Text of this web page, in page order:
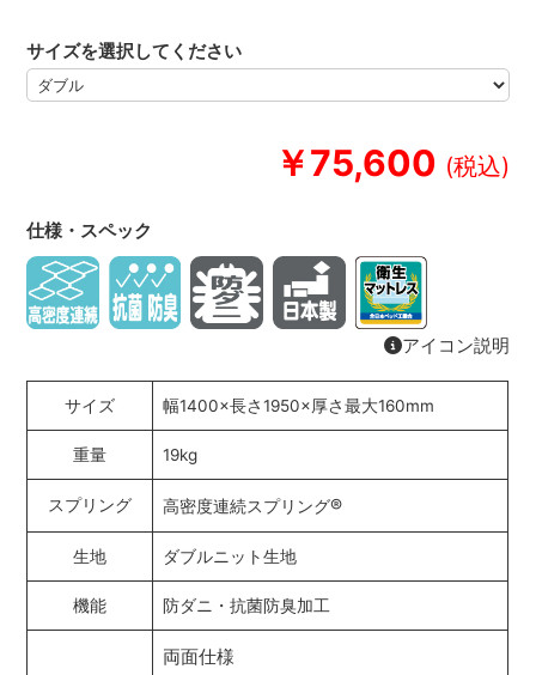
￥75,600
サイズを選択してください
仕様・スペック
アイコン説明
サイズ 幅1400×長さ1950×厚さ最大160mm
重量 19kg
スプリング 高密度連続スプリング®
生地 ダブルニット生地
機能 防ダニ・抗菌防臭加工
両面仕様